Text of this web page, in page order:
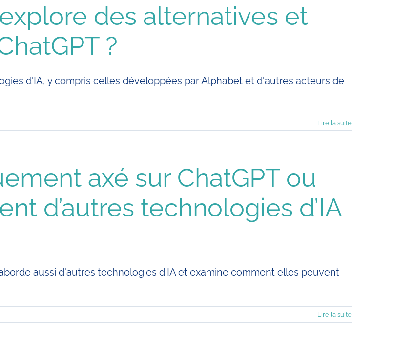
des alternatives et
?
d'IA, y compris celles développées par Alphabet et d'autres acteurs de
Lire la suite
axé sur ChatGPT ou
d’autres technologies d’IA
aussi d'autres technologies d'IA et examine comment elles peuvent
Lire la suite